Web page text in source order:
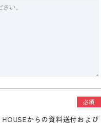
必須
からの資料送付および